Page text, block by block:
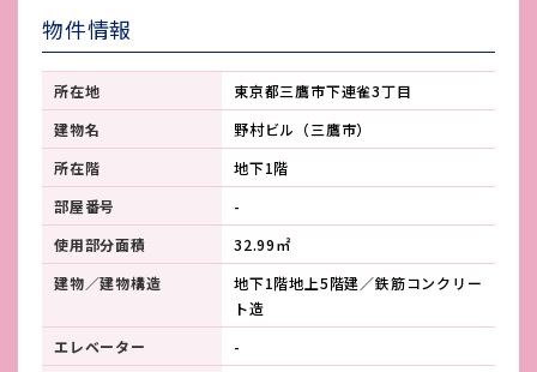
物件情報
所在地
東京都三鷹市下連雀3丁目
建物名
野村ビル（三鷹市）
所在階
地下1階
部屋番号
-
使用部分面積
32.99㎡
建物／建物構造
地下1階地上5階建／鉄筋コンクリー
ト造
エレベーター
-